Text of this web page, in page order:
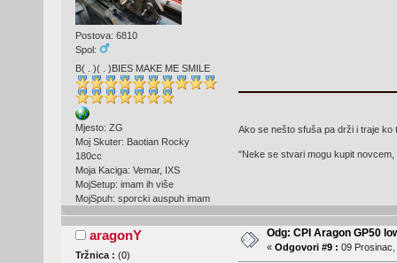
Postova: 6810
Spol:
B( . )( . )BIES MAKE ME SMILE
Mjesto: ZG
Moj Skuter: Baotian Rocky
180cc
Moja Kaciga: Vemar, IXS
MojSetup: imam ih više
MojSpuh: sporcki auspuh imam
Ako se nešto sfuša pa drži i traje
"Neke se stvari mogu kupit
aragonY
Tržnica : (0)
Odg: CPI Aragon GP50
« Odgovori #9 : 09